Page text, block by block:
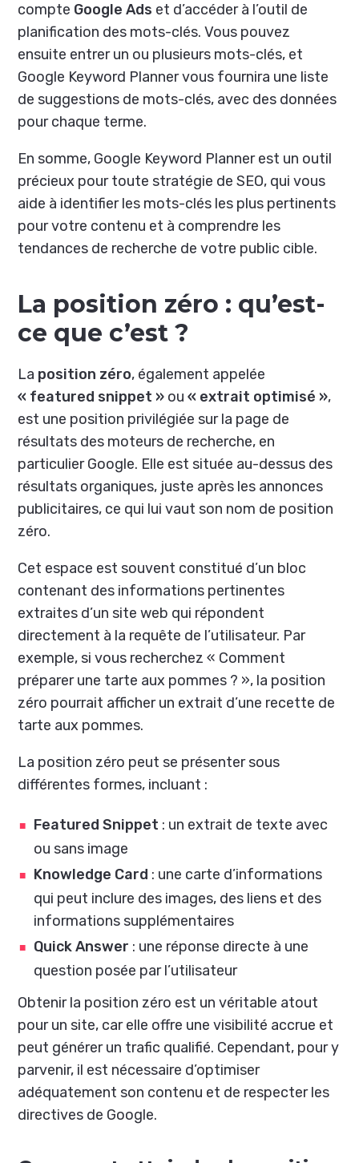
compte Google Ads et d’accéder à l’outil de
planification des mots-clés. Vous pouvez
ensuite entrer un ou plusieurs mots-clés, et
Google Keyword Planner vous fournira une liste
de suggestions de mots-clés, avec des données
pour chaque terme.
En somme, Google Keyword Planner est un outil
précieux pour toute stratégie de SEO, qui vous
aide à identifier les mots-clés les plus pertinents
pour votre contenu et à comprendre les
tendances de recherche de votre public cible.
La position zéro : qu’est-
ce que c’est ?
La position zéro, également appelée
« featured snippet » ou« extrait optimisé »,
est une position privilégiée sur la page de
résultats des moteurs de recherche, en
particulier Google. Elle est située au-dessus des
résultats organiques, juste après les annonces
publicitaires, ce qui lui vaut son nom de position
zéro.
Cet espace est souvent constitué d’un bloc
contenant des informations pertinentes
extraites d’un site web qui répondent
directement à la requête de l’utilisateur. Par
exemple, si vous recherchez « Comment
préparer une tarte aux pommes ? », la position
zéro pourrait afficher un extrait d’une recette de
tarte aux pommes.
La position zéro peut se présenter sous
différentes formes, incluant :
Featured Snippet : un extrait de texte avec
ou sans image
Knowledge Card : une carte d’informations
qui peut inclure des images, des liens et des
informations supplémentaires
Quick Answer : une réponse directe à une
question posée par l’utilisateur
Obtenir la position zéro est un véritable atout
pour un site, car elle offre une visibilité accrue et
peut générer un trafic qualifié. Cependant, pour y
parvenir, il est nécessaire d’optimiser
adéquatement son contenu et de respecter les
directives de Google.